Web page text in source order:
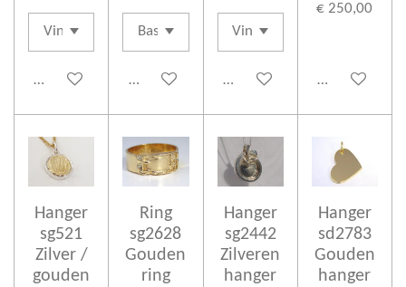
In winkelwagenIn winkelwagenIn winkelwagen
€ 250,00
In
Hanger
sg521
Zilver /
gouden
Ring
sg2628
Gouden
ring
Hanger
sg2442
Zilveren
hanger
Hanger
sd2783
Gouden
hanger